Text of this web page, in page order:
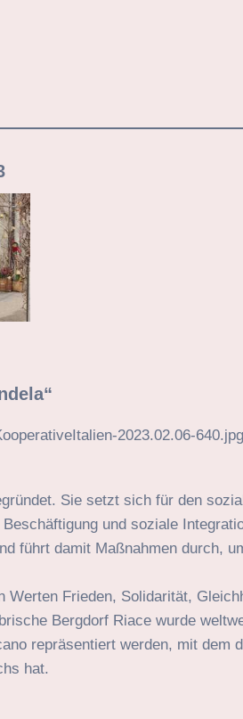
Sie setzt sich für den
und soziale
führt damit Maßnahmen durch,
Werten Frieden, Solidarität,
Bergdorf Riace wurde
repräsentiert werden, mit dem
hat.